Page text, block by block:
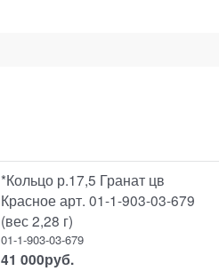
*Кольцо р.17,5 Гранат цв
Красное арт. 01-1-903-03-679
(вес 2,28 г)
01-1-903-03-679
41 000руб.